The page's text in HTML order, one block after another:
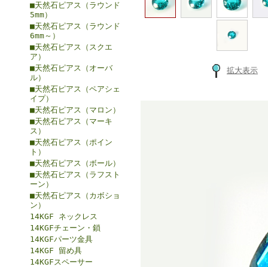
■天然石ピアス（ラウンド
5mm）
■天然石ピアス（ラウンド
6mm～）
■天然石ピアス（スクエ
ア）
■天然石ピアス（オーバ
ル）
■天然石ピアス（ペアシェ
イプ）
■天然石ピアス（マロン）
■天然石ピアス（マーキ
ス）
■天然石ピアス（ポイン
ト）
■天然石ピアス（ボール）
■天然石ピアス（ラフスト
ーン）
■天然石ピアス（カボショ
ン）
14KGF ネックレス
14KGFチェーン・鎖
14KGFパーツ金具
14KGF 留め具
14KGFスペーサー
拡大表示